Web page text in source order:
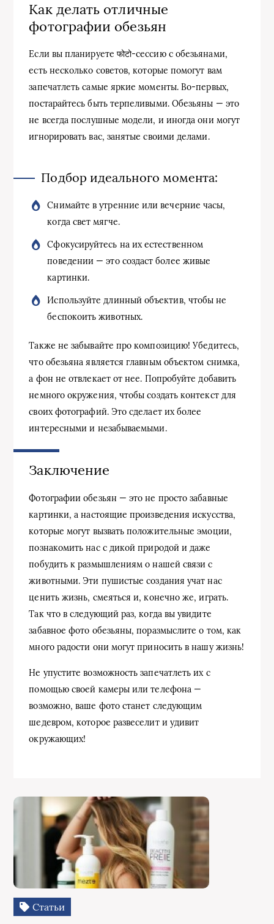
Как делать отличные
фотографии обезьян
Если вы планируете फोटो-сессию с обезьянами,
есть несколько советов, которые помогут вам
запечатлеть самые яркие моменты. Во-первых,
постарайтесь быть терпеливыми. Обезьяны — это
не всегда послушные модели, и иногда они могут
игнорировать вас, занятые своими делами.
Подбор идеального момента:
Снимайте в утренние или вечерние часы,
когда свет мягче.
Сфокусируйтесь на их естественном
поведении — это создаст более живые
картинки.
Используйте длинный объектив, чтобы не
беспокоить животных.
Также не забывайте про композицию! Убедитесь,
что обезьяна является главным объектом снимка,
а фон не отвлекает от нее. Попробуйте добавить
немного окружения, чтобы создать контекст для
своих фотографий. Это сделает их более
интересными и незабываемыми.
Заключение
Фотографии обезьян — это не просто забавные
картинки, а настоящие произведения искусства,
которые могут вызвать положительные эмоции,
познакомить нас с дикой природой и даже
побудить к размышлениям о нашей связи с
животными. Эти пушистые создания учат нас
ценить жизнь, смеяться и, конечно же, играть.
Так что в следующий раз, когда вы увидите
забавное фото обезьяны, поразмыслите о том, как
много радости они могут приносить в нашу жизнь!
Не упустите возможность запечатлеть их с
помощью своей камеры или телефона —
возможно, ваше фото станет следующим
шедевром, которое развеселит и удивит
окружающих!
Статьи